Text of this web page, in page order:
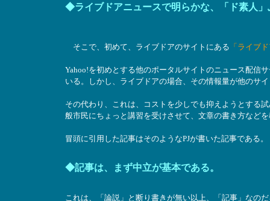
◆ライブドアニュースで明らかな、「ド素人」
そこで、初めて、ライブドアのサイトにある 「ライブ
Yahoo!を初めとする他のポータルサイトのニュース配信
いる。しかし、ライブドアの場合、その情報量が他のサ
その代わり、これは、コストを少しでも抑えようとする
般市民にちょっと講習を受けさせて、文章の書き方など
冒頭に引用した記事はそのようなPJが書いた記事である。
◆記事は、まず中立が基本である。
これは、「論説」と断り書きが無い以上、「記事」なの